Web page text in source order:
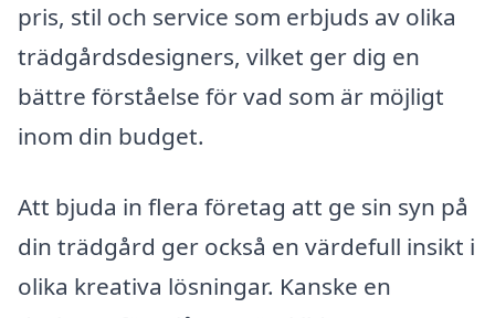
pris, stil och service som erbjuds av olika
trädgårdsdesigners, vilket ger dig en
bättre förståelse för vad som är möjligt
inom din budget.
Att bjuda in flera företag att ge sin syn på
din trädgård ger också en värdefull insikt i
olika kreativa lösningar. Kanske en